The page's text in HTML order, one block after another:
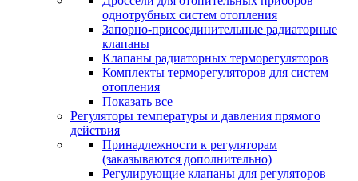
однотрубных систем отопления
Запорно-присоединительные радиаторные
клапаны
Клапаны радиаторных терморегуляторов
Комплекты терморегуляторов для систем
отопления
Показать все
Регуляторы температуры и давления прямого
действия
Принадлежности к регуляторам
(заказываются дополнительно)
Регулирующие клапаны для регуляторов